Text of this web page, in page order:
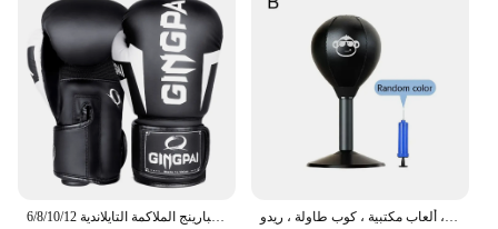
6/8/10/12 أوقية للأطفال والنساء/الرجال قفازات الملاكمة ساندا سبارينج الملاكمة التايلاندية MMA الكاراتيه لكمة التدريب قفازات كيك بوكسينغ Boxe De Luva DEO كيس تثقيب مكتبي مع كرة شفط ، باستر إجهاد ، شد شفط ، كوب ملاكمة ، ألعاب مكتبية ، كوب طاولة ، ريدو M0L4